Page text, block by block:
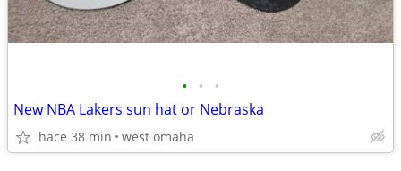
• • •
New NBA Lakers sun hat or Nebraska
hace 38 min west omaha